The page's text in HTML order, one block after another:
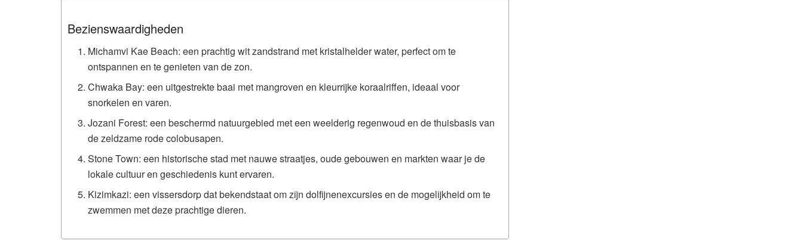
Bezienswaardigheden
Michamvi Kae Beach: een prachtig wit zandstrand met kristalhelder water, perfect om te
ontspannen en te genieten van de zon.
Chwaka Bay: een uitgestrekte baai met mangroven en kleurrijke koraalriffen, ideaal voor
snorkelen en varen.
Jozani Forest: een beschermd natuurgebied met een weelderig regenwoud en de thuisbasis van
de zeldzame rode colobusapen.
Stone Town: een historische stad met nauwe straatjes, oude gebouwen en markten waar je de
lokale cultuur en geschiedenis kunt ervaren.
Kizimkazi: een vissersdorp dat bekendstaat om zijn dolfijnenexcursies en de mogelijkheid om te
zwemmen met deze prachtige dieren.